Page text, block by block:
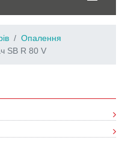
Опалення
SB R 80 V